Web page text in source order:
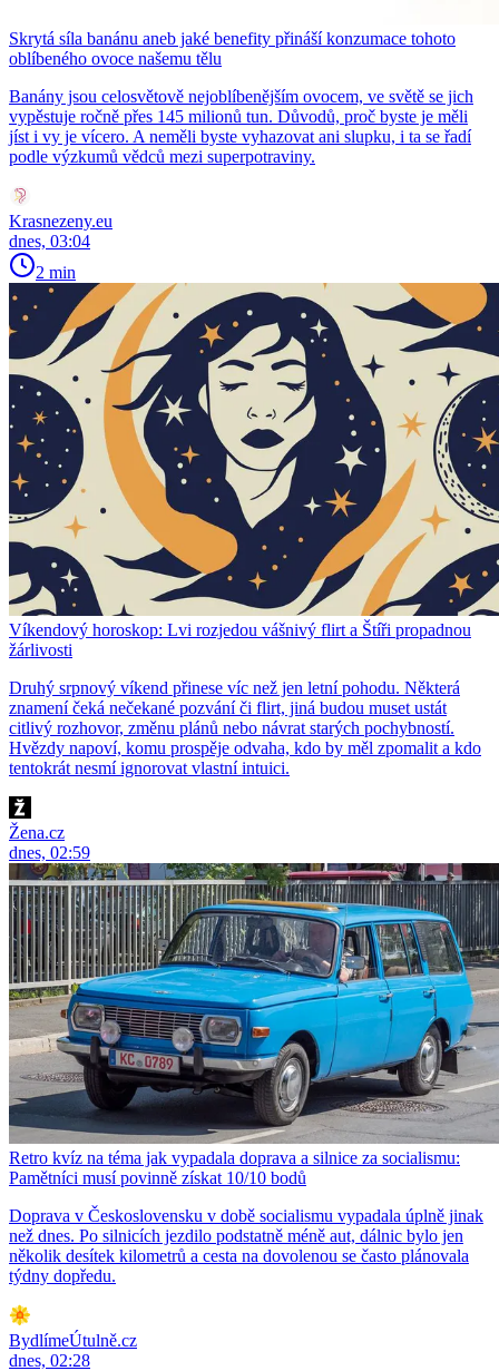
Skrytá síla banánu aneb jaké benefity přináší konzumace tohoto
oblíbeného ovoce našemu tělu
Banány jsou celosvětově nejoblíbenějším ovocem, ve světě se jich
vypěstuje ročně přes 145 milionů tun. Důvodů, proč byste je měli
jíst i vy je vícero. A neměli byste vyhazovat ani slupku, i ta se řadí
podle výzkumů vědců mezi superpotraviny.
Krasnezeny.eu
dnes, 03:04
2 min
Víkendový horoskop: Lvi rozjedou vášnivý flirt a Štíři propadnou
žárlivosti
Druhý srpnový víkend přinese víc než jen letní pohodu. Některá
znamení čeká nečekané pozvání či flirt, jiná budou muset ustát
citlivý rozhovor, změnu plánů nebo návrat starých pochybností.
Hvězdy napoví, komu prospěje odvaha, kdo by měl zpomalit a kdo
tentokrát nesmí ignorovat vlastní intuici.
Žena.cz
dnes, 02:59
Retro kvíz na téma jak vypadala doprava a silnice za socialismu:
Pamětníci musí povinně získat 10/10 bodů
Doprava v Československu v době socialismu vypadala úplně jinak
než dnes. Po silnicích jezdilo podstatně méně aut, dálnic bylo jen
několik desítek kilometrů a cesta na dovolenou se často plánovala
týdny dopředu.
BydlímeÚtulně.cz
dnes, 02:28